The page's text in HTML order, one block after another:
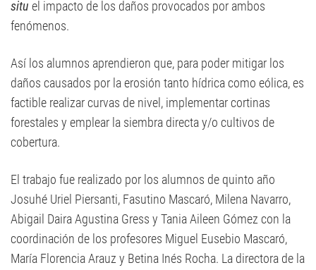
situ el impacto de los daños provocados por ambos
fenómenos.
Así los alumnos aprendieron que, para poder mitigar los
daños causados por la erosión tanto hídrica como eólica, es
factible realizar curvas de nivel, implementar cortinas
forestales y emplear la siembra directa y/o cultivos de
cobertura.
El trabajo fue realizado por los alumnos de quinto año
Josuhé Uriel Piersanti, Fasutino Mascaró, Milena Navarro,
Abigail Daira Agustina Gress y Tania Aileen Gómez con la
coordinación de los profesores Miguel Eusebio Mascaró,
María Florencia Arauz y Betina Inés Rocha. La directora de la